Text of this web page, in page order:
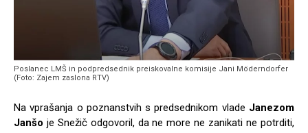
Poslanec LMŠ in podpredsednik preiskovalne komisije Jani Möderndorfer
(Foto: Zajem zaslona RTV)
Na vprašanja o poznanstvih s predsednikom vlade Janezom
Janšo je Snežič odgovoril, da ne more ne zanikati ne potrditi,